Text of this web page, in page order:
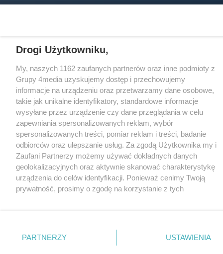
Drogi Użytkowniku,
My, naszych 1162 zaufanych partnerów oraz inne podmioty z
Grupy 4media uzyskujemy dostęp i przechowujemy
informacje na urządzeniu oraz przetwarzamy dane osobowe,
takie jak unikalne identyfikatory, standardowe informacje
wysyłane przez urządzenie czy dane przeglądania w celu
zapewniania spersonalizowanych reklam, wybór
spersonalizowanych treści, pomiar reklam i treści, badanie
odbiorców oraz ulepszanie usług. Za zgodą Użytkownika my i
Zaufani Partnerzy możemy używać dokładnych danych
geolokalizacyjnych oraz aktywnie skanować charakterystykę
urządzenia do celów identyfikacji. Ponieważ cenimy Twoją
prywatność, prosimy o zgodę na korzystanie z tych
. Niektóre rodzaje przetwarzania
PARTNERZY USTAWIENIA